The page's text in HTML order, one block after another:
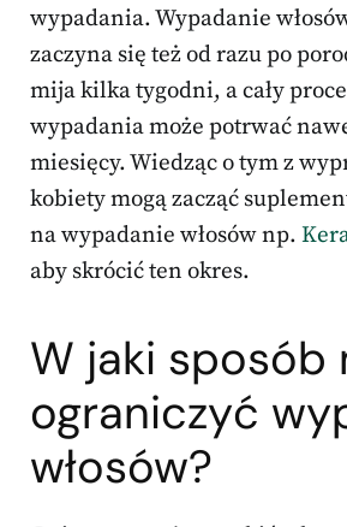
wypadania. Wypadanie
zaczyna się też od razu po
mija kilka tygodni, a cały
wypadania może potrwać
miesięcy. Wiedząc o tym z
kobiety mogą zacząć
na wypadanie włosów np.
aby skrócić ten okres.
W jaki sposób
ograniczyć
włosów?